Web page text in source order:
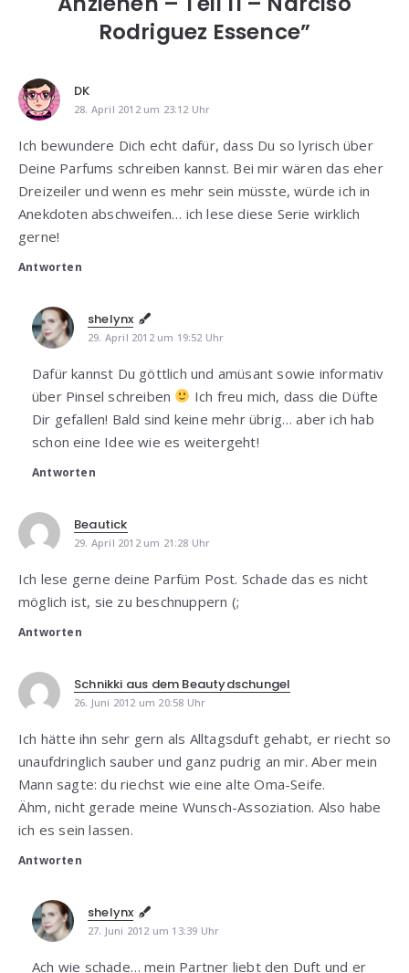
Rodriguez Essence”
DK
28. April 2012 um 23:12 Uhr
Ich bewundere Dich echt dafür, dass Du so lyrisch über
Deine Parfums schreiben kannst. Bei mir wären das eher
Dreizeiler und wenn es mehr sein müsste, würde ich in
Anekdoten abschweifen… ich lese diese Serie wirklich
gerne!
Antworten
shelynx
29. April 2012 um 19:52 Uhr
Dafür kannst Du göttlich und amüsant sowie informativ
über Pinsel schreiben
Ich freu mich, dass die Düfte
Dir gefallen! Bald sind keine mehr übrig… aber ich hab
schon eine Idee wie es weitergeht!
Antworten
Beautick
29. April 2012 um 21:28 Uhr
Ich lese gerne deine Parfüm Post. Schade das es nicht
möglich ist, sie zu beschnuppern (;
Antworten
Schnikki aus dem Beautydschungel
26. Juni 2012 um 20:58 Uhr
Ich hätte ihn sehr gern als Alltagsduft gehabt, er riecht so
unaufdringlich sauber und ganz pudrig an mir. Aber mein
Mann sagte: du riechst wie eine alte Oma-Seife.
Ähm, nicht gerade meine Wunsch-Assoziation. Also habe
ich es sein lassen.
Antworten
shelynx
27. Juni 2012 um 13:39 Uhr
Ach wie schade… mein Partner liebt den Duft und er